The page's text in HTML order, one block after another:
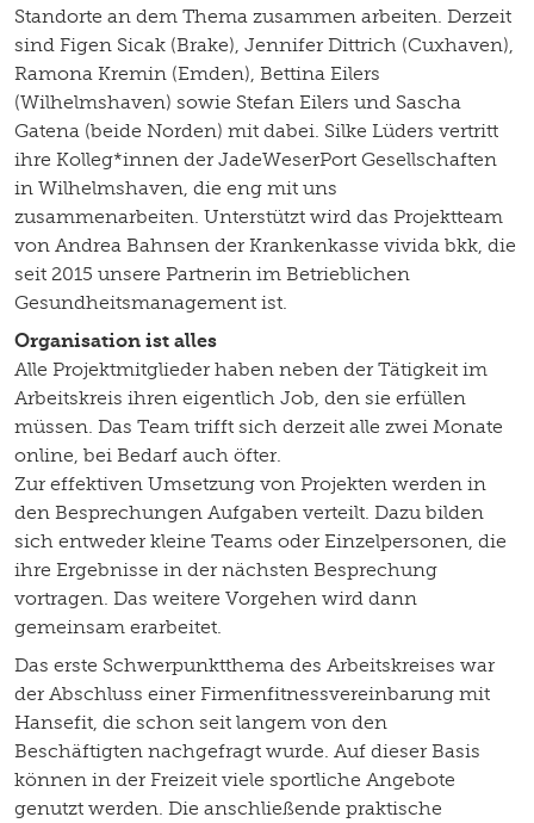
Standorte an dem Thema zusammen arbeiten. Derzeit
sind Figen Sicak (Brake), Jennifer Dittrich (Cuxhaven),
Ramona Kremin (Emden), Bettina Eilers
(Wilhelmshaven) sowie Stefan Eilers und Sascha
Gatena (beide Norden) mit dabei. Silke Lüders vertritt
ihre Kolleg*innen der JadeWeserPort Gesellschaften
in Wilhelmshaven, die eng mit uns
zusammenarbeiten. Unterstützt wird das Projektteam
von Andrea Bahnsen der Krankenkasse vivida bkk, die
seit 2015 unsere Partnerin im Betrieblichen
Gesundheitsmanagement ist.
Organisation ist alles
Alle Projektmitglieder haben neben der Tätigkeit im
Arbeitskreis ihren eigentlich Job, den sie erfüllen
müssen. Das Team trifft sich derzeit alle zwei Monate
online, bei Bedarf auch öfter.
Zur effektiven Umsetzung von Projekten werden in
den Besprechungen Aufgaben verteilt. Dazu bilden
sich entweder kleine Teams oder Einzelpersonen, die
ihre Ergebnisse in der nächsten Besprechung
vortragen. Das weitere Vorgehen wird dann
gemeinsam erarbeitet.
Das erste Schwerpunktthema des Arbeitskreises war
der Abschluss einer Firmenfitnessvereinbarung mit
Hansefit, die schon seit langem von den
Beschäftigten nachgefragt wurde. Auf dieser Basis
können in der Freizeit viele sportliche Angebote
genutzt werden. Die anschließende praktische